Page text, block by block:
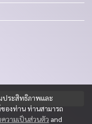
ประสิทธิภาพและ
องท่าน ท่านสามารถ
วามเป็นส่วนตัว and